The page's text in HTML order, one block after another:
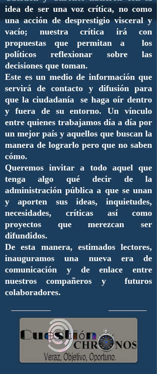
idea de ser una voz crítica, no como
una acción de desprestigio visceral y
vacío; nuestra crítica irá con
propuestas que permitan a los
políticos reflexionar sobre las
decisiones que toman.
Este es un medio de información que
servirá de contacto y difusión para
que la ciudadanía se haga oír dentro
y fuera de su entorno. Un vínculo
entre quienes trabajamos día a día por
un mejor país y aquellos que buscan la
manera de lograrlo pero que no saben
cómo.
Queremos invitar a todo aquel que
tenga algo qué decir de la
administración pública a que se unan
y aporten sus ideas, inquietudes,
necesidades, críticas así como
proyectos que merezcan ser
difundidos.
De esta manera, estimados lectores,
inauguramos una nueva era de
comunicación y de enlace entre
nuestros compañeros y futuros
colaboradores.